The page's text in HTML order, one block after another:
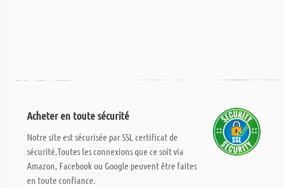
Acheter en toute sécurité
Notre site est sécurisée par SSL certificat de
sécurité.Toutes les connexions que ce soit via
Amazon, Facebook ou Google peuvent être faites
en toute confiance.